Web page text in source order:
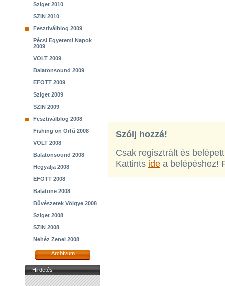
Sziget 2010
SZIN 2010
Fesztiválblog 2009
Pécsi Egyetemi Napok
2009
VOLT 2009
Balatonsound 2009
EFOTT 2009
Sziget 2009
SZIN 2009
Fesztiválblog 2008
Fishing on Orfű 2008
VOLT 2008
Balatonsound 2008
Hegyalja 2008
EFOTT 2008
Balatone 2008
Bűvészetek Völgye 2008
Sziget 2008
SZIN 2008
Nehéz Zenei 2008
Archívum
Hirdetés
Szólj hozzá!
Csak regisztrált és
Kattints ide a belépéshez!